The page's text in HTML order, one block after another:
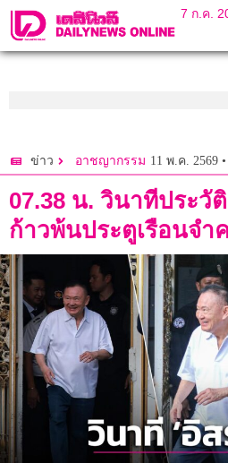
7 ก.ค.
ข่าว อาชญากรรม 11 พ.ค. 2569
07.38 น. วินาทีประวั
ก้าวพ้นประตูเรือนจำ